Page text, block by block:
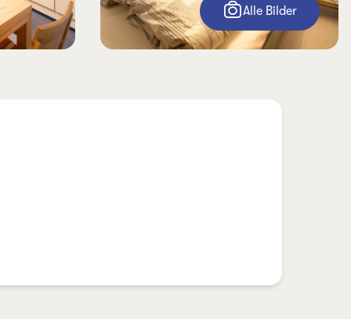
Alle Bilder